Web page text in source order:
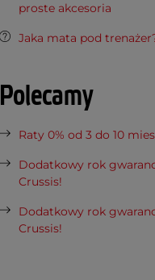
proste akcesoria
Jaka mata pod
Polecamy
Raty 0% od 3 do 10
Dodatkowy rok
Crussis!
Dodatkowy rok
Crussis!